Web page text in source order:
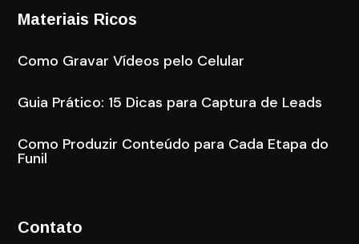
Materiais Ricos
Como Gravar Vídeos pelo Celular
Guia Prático: 15 Dicas para Captura de Leads
Como Produzir Conteúdo para Cada Etapa do
Funil
Contato